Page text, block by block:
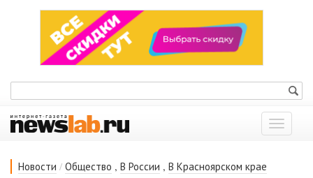
Показать
меню
Новости / Общество , В России , В Красноярском крае